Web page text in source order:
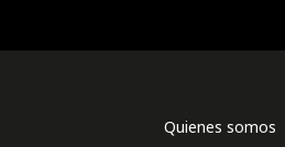
Quienes somos